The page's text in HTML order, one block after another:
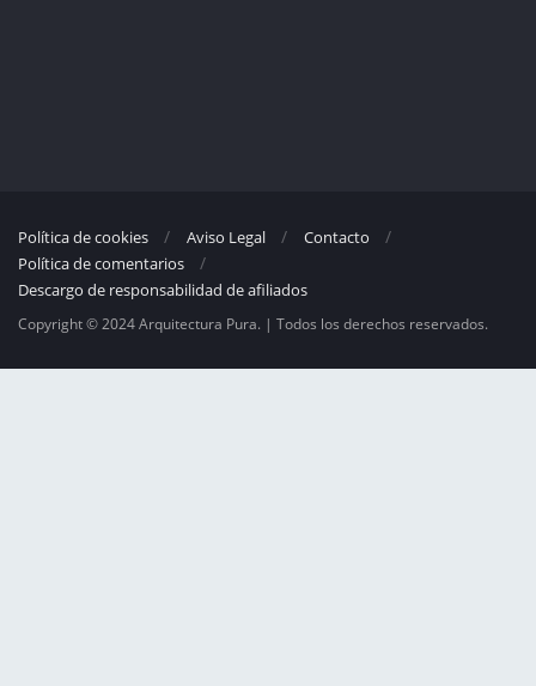
Política de cookies Aviso Legal
Contacto
Política de comentarios
Descargo de responsabilidad de afiliados
Copyright © 2024 Arquitectura Pura. | Todos los derechos reservados.